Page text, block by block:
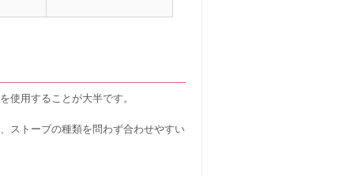
使用することが大半です。
ストーブの種類を問わず合わせやすい